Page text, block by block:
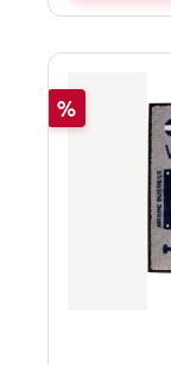
Rabatt
%